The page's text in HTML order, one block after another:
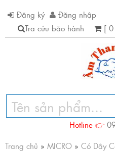
Đăng ký
Đăng nhập
Tra cứu bảo hành
[
Hotline 👉
Trang chủ » MICRO » Có Dây